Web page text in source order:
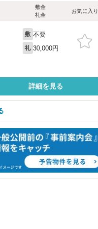
敷金
礼金
お気に入り
敷 不要
礼 30,000円
詳細を見る